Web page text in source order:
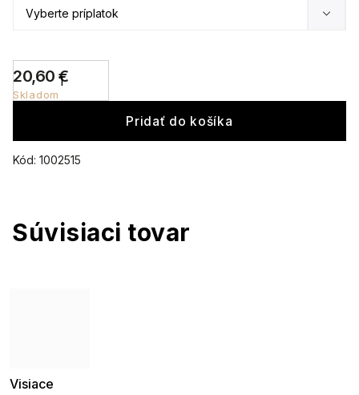
Kód: 1002515
20,60 €
Skladom
Pridať do košíka
Súvisiaci tovar
Visiace